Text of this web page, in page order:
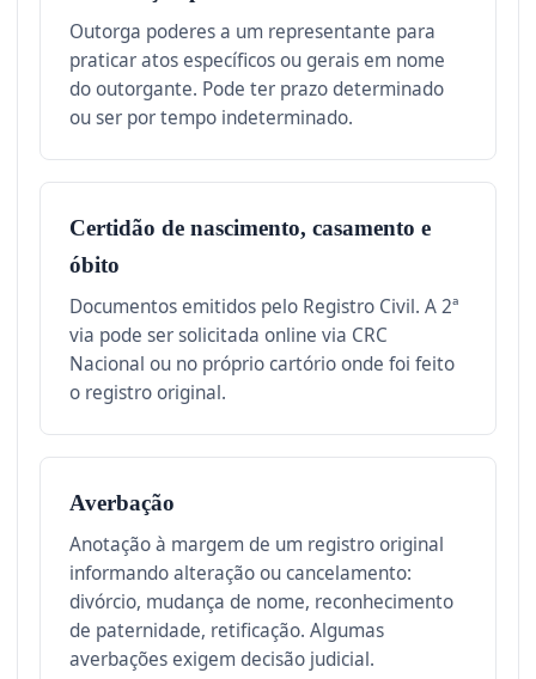
Outorga poderes a um representante para
praticar atos específicos ou gerais em nome
do outorgante. Pode ter prazo determinado
ou ser por tempo indeterminado.
Certidão de nascimento, casamento e
óbito
Documentos emitidos pelo Registro Civil. A 2ª
via pode ser solicitada online via CRC
Nacional ou no próprio cartório onde foi feito
o registro original.
Averbação
Anotação à margem de um registro original
informando alteração ou cancelamento:
divórcio, mudança de nome, reconhecimento
de paternidade, retificação. Algumas
averbações exigem decisão judicial.